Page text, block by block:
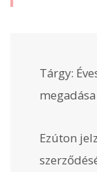
Tárgy:
megadása
Ezúton